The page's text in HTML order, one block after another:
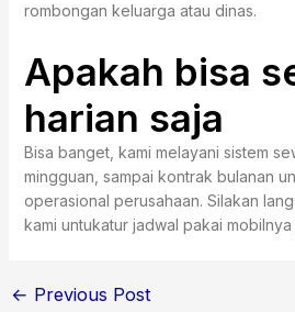
rombongan keluarga atau dinas.
Apakah bisa
harian saja
Bisa banget, kami melayani sistem
mingguan, sampai kontrak bulanan
operasional perusahaan. Silakan
kami untukatur jadwal pakai mobilnya
← Previous Post